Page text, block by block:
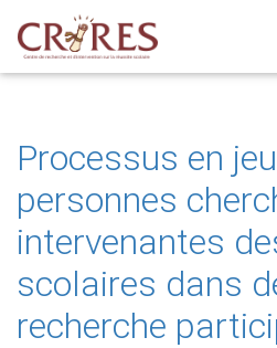
Processus en
personnes
intervenantes
scolaires dans
recherche